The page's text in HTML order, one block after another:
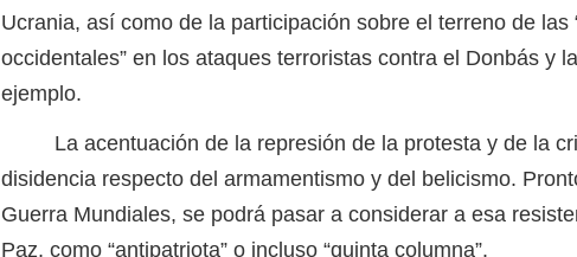
Ucrania, así como de la participación sobre el terreno de las
occidentales” en los ataques terroristas contra el Donbás y
ejemplo.
La acentuación de la represión de la protesta y de la
disidencia respecto del armamentismo y del belicismo.
Guerra Mundiales, se podrá pasar a considerar a esa
Paz, como “antipatriota” o incluso “quinta columna”.